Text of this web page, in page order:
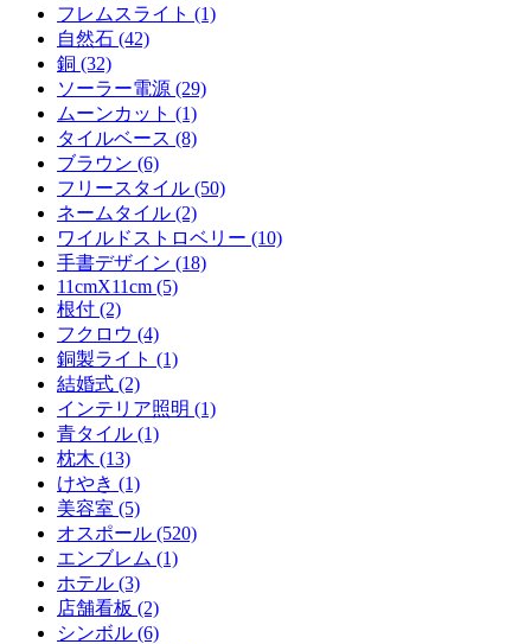
フレムスライト (1)
自然石 (42)
銅 (32)
ソーラー電源 (29)
ムーンカット (1)
タイルベース (8)
ブラウン (6)
フリースタイル (50)
ネームタイル (2)
ワイルドストロベリー (10)
手書デザイン (18)
11cmX11cm (5)
根付 (2)
フクロウ (4)
銅製ライト (1)
結婚式 (2)
インテリア照明 (1)
青タイル (1)
枕木 (13)
けやき (1)
美容室 (5)
オスポール (520)
エンブレム (1)
ホテル (3)
店舗看板 (2)
シンボル (6)